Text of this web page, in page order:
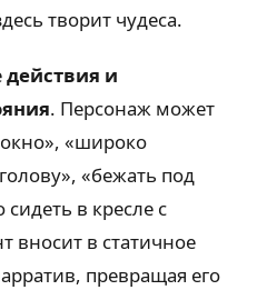
творит чудеса.
действия и
. Персонаж может
«широко
«бежать под
в кресле с
вносит в статичное
превращая его